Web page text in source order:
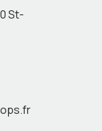
St-